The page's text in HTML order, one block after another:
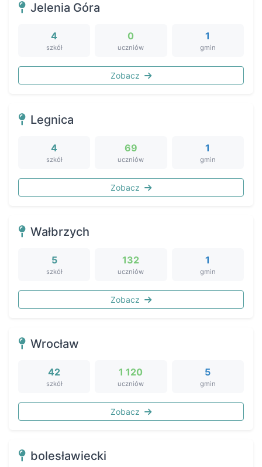
Jelenia Góra
4
szkół
0
uczniów
1
gmin
Zobacz
Legnica
4
szkół
69
uczniów
1
gmin
Zobacz
Wałbrzych
5
szkół
132
uczniów
1
gmin
Zobacz
Wrocław
42
szkół
1 120
uczniów
5
gmin
Zobacz
bolesławiecki